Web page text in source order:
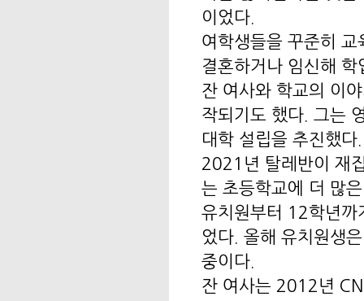
이었다.
여학생들을 꾸준히
결혼하거나 임신해
잔 여사와 학교의 이
작되기도 했다. 그는
대학 설립을 추진했다.
2021년 탈레반이 재
는 초등학교에 더 많
유치원부터 12학년
었다. 올해 유치원생
중이다.
잔 여사는 2012년